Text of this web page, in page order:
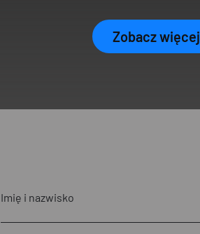
Zobacz więcej